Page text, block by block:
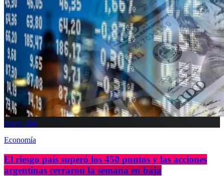
insert_link
Economía
El riesgo país superó los 450 puntos y las acciones
argentinas cerraron la semana en baja